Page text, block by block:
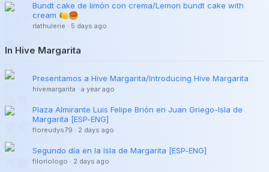
Bundt cake de limón con crema/Lemon bundt cake with
cream 🍋🥮
rlathulerie · 5 days ago
In Hive Margarita
Presentamos a Hive Margarita/Introducing Hive Margarita
hivemargarita · a year ago
Plaza Almirante Luis Felipe Brión en Juan Griego-Isla de
Margarita [ESP-ENG]
floreudys79 · 2 days ago
Segundo día en la Isla de Margarita [ESP-ENG]
filoriologo · 2 days ago